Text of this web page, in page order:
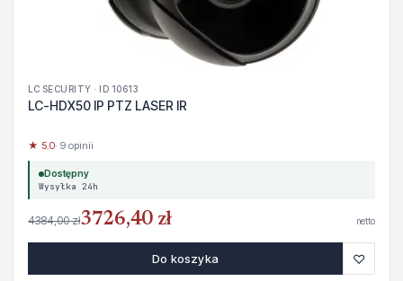
LC SECURITY · ID 10613
LC-HDX50 IP PTZ LASER IR
★ 5.0· 9 opinii
Dostępny
Wysyłka 24h
4384,00 zł3726,40 zł netto
Do koszyka ♡